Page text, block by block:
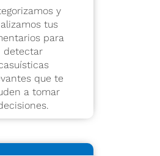
y
tus
para
detectar
que te
a tomar